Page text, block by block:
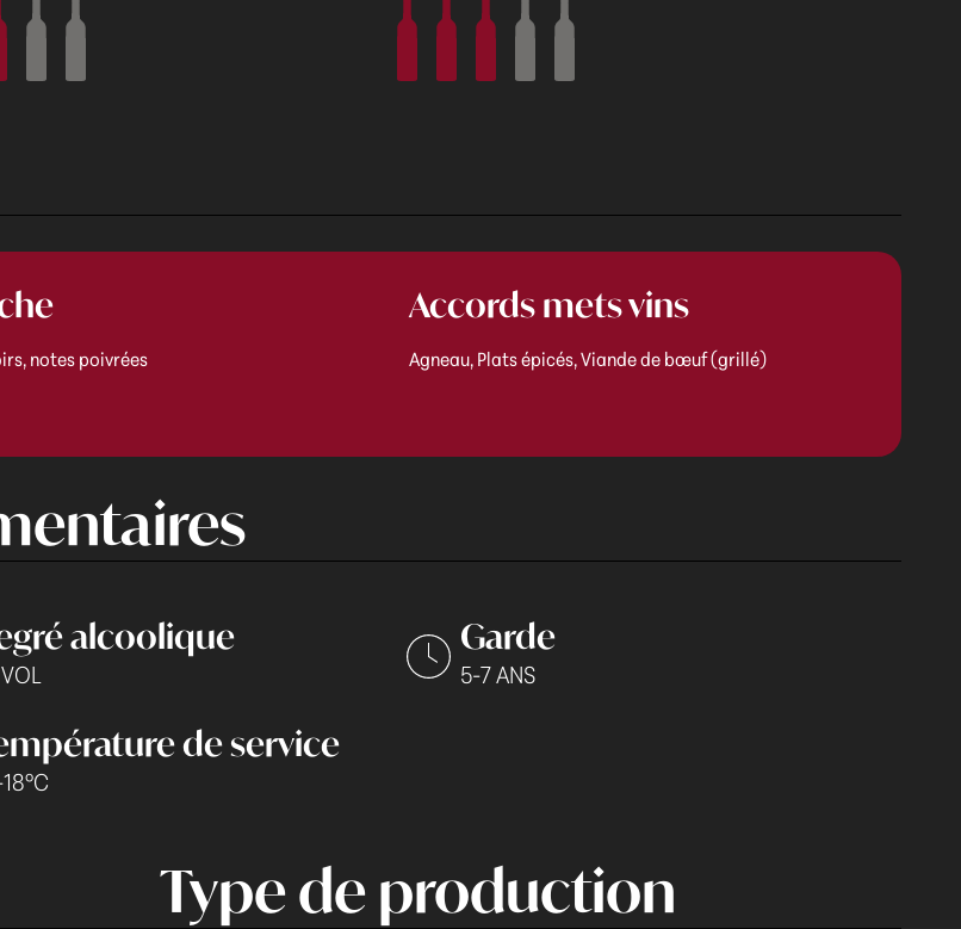
notes poivrées
Accords mets vins
Agneau, Plats épicés, Viande de bœuf (grillé)
alcoolique
de service
Garde
5-7 ANS
Type de production